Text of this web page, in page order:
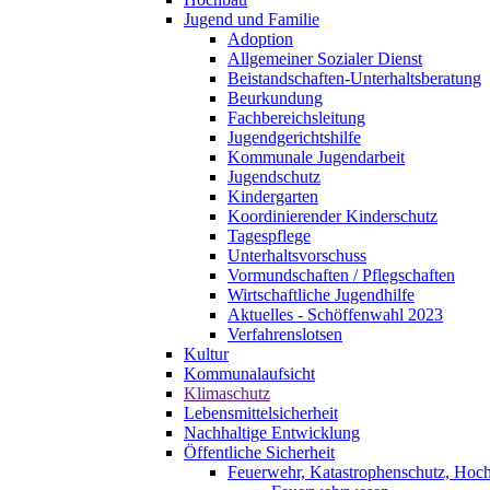
Jugend und Familie
Adoption
Allgemeiner Sozialer Dienst
Beistandschaften-Unterhaltsberatung
Beurkundung
Fachbereichsleitung
Jugendgerichtshilfe
Kommunale Jugendarbeit
Jugendschutz
Kindergarten
Koordinierender Kinderschutz
Tagespflege
Unterhaltsvorschuss
Vormundschaften / Pflegschaften
Wirtschaftliche Jugendhilfe
Aktuelles - Schöffenwahl 2023
Verfahrenslotsen
Kultur
Kommunalaufsicht
Klimaschutz
Lebensmittelsicherheit
Nachhaltige Entwicklung
Öffentliche Sicherheit
Feuerwehr, Katastrophenschutz,